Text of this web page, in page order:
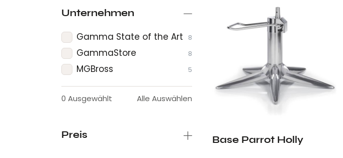
Base Parrot Holly
Unternehmen
Gamma State of the Art 8
GammaStore 8
MGBross 5
0 Ausgewählt Alle Auswählen
Preis